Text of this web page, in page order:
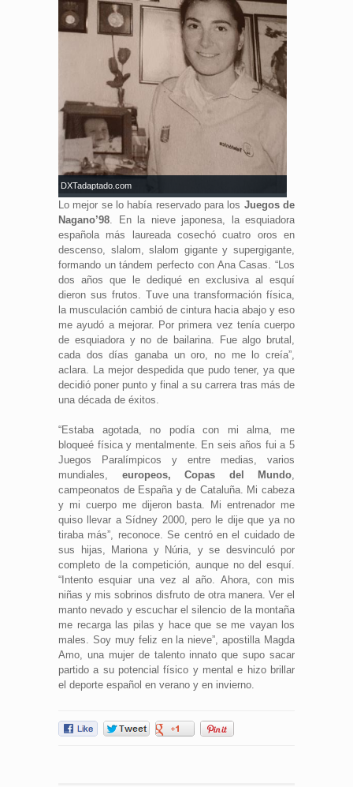
Amo. Fuente: DXTadaptado.com
Lo mejor se lo había reservado para los Juegos de
Nagano’98. En la nieve japonesa, la esquiadora
española más laureada cosechó cuatro oros en
descenso, slalom, slalom gigante y supergigante,
formando un tándem perfecto con Ana Casas. “Los
dos años que le dediqué en exclusiva al esquí
dieron sus frutos. Tuve una transformación física,
la musculación cambió de cintura hacia abajo y eso
me ayudó a mejorar. Por primera vez tenía cuerpo
de esquiadora y no de bailarina. Fue algo brutal,
cada dos días ganaba un oro, no me lo creía”,
aclara. La mejor despedida que pudo tener, ya que
decidió poner punto y final a su carrera tras más de
una década de éxitos.
“Estaba agotada, no podía con mi alma, me
bloqueé física y mentalmente. En seis años fui a 5
Juegos Paralímpicos y entre medias, varios
mundiales, europeos, Copas del Mundo,
campeonatos de España y de Cataluña. Mi cabeza
y mi cuerpo me dijeron basta. Mi entrenador me
quiso llevar a Sídney 2000, pero le dije que ya no
tiraba más”, reconoce. Se centró en el cuidado de
sus hijas, Mariona y Núria, y se desvinculó por
completo de la competición, aunque no del esquí.
“Intento esquiar una vez al año. Ahora, con mis
niñas y mis sobrinos disfruto de otra manera. Ver el
manto nevado y escuchar el silencio de la montaña
me recarga las pilas y hace que se me vayan los
males. Soy muy feliz en la nieve”, apostilla Magda
Amo, una mujer de talento innato que supo sacar
partido a su potencial físico y mental e hizo brillar
el deporte español en verano y en invierno.